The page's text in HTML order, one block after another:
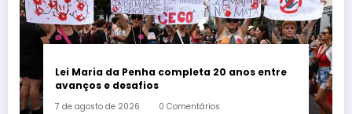
Lei Maria da Penha completa 20 anos entre
avanços e desafios
7 de agosto de 2026 0 Comentários